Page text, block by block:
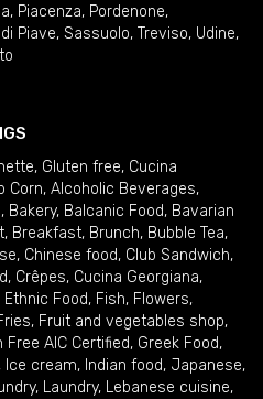
, Piacenza, Pordenone,
Piave, Sassuolo, Treviso, Udine,
, Gluten free, Cucina
Corn, Alcoholic Beverages,
, Bakery, Balcanic Food, Bavarian
, Breakfast, Brunch, Bubble Tea,
, Chinese food, Club Sandwich,
, Crêpes, Cucina Georgiana,
Ethnic Food, Fish, Flowers,
, Fruit and vegetables shop,
Free AIC Certified, Greek Food,
, Ice cream, Indian food, Japanese,
, Laundry, Lebanese cuisine,